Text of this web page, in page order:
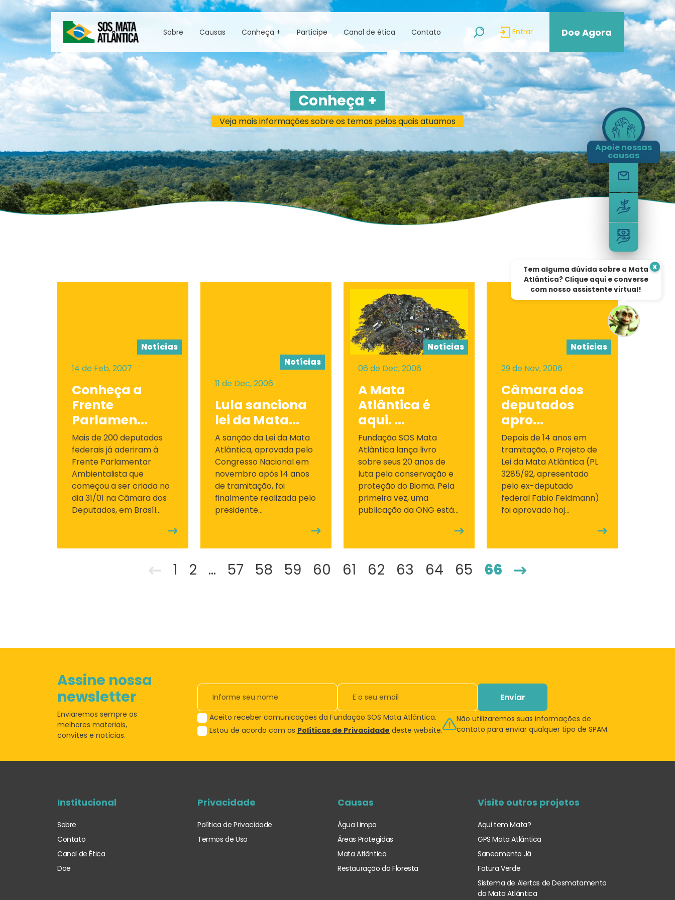
Sobre Causas Conheça + Participe Canal de ética Contato Entrar Doe Agora
Apoie nossas
causas
Tem alguma dúvida sobre a Mata
Atlântica? Clique aqui e converse
com nosso assistente virtual!
x
Conheça +
Veja mais informações sobre os temas pelos quais atuamos
Notícias
14 de Feb, 2007
Conheça a
Frente
Parlamen...
Mais de 200 deputados
federais já aderiram à
Frente Parlamentar
Ambientalista que
começou a ser criada no
dia 31/01 na Câmara dos
Deputados, em Brasíl...
Notícias
11 de Dec, 2006
Lula sanciona
lei da Mata...
A sanção da Lei da Mata
Atlântica, aprovada pelo
Congresso Nacional em
novembro após 14 anos
de tramitação, foi
finalmente realizada pelo
presidente...
Notícias
06 de Dec, 2006
A Mata
Atlântica é
aqui. ...
Fundação SOS Mata
Atlântica lança livro
sobre seus 20 anos de
luta pela conservação e
proteção do Bioma. Pela
primeira vez, uma
publicação da ONG está...
Notícias
29 de Nov, 2006
Câmara dos
deputados
apro...
Depois de 14 anos em
tramitação, o Projeto de
Lei da Mata Atlântica (PL
3285/92, apresentado
pelo ex-deputado
federal Fabio Feldmann)
foi aprovado hoj...
1 2 ... 57 58 59 60 61 62 63 64 65 66
Assine nossa
newsletter
Enviaremos sempre os
melhores materiais,
convites e notícias.
Enviar
Aceito receber comunicações da Fundação SOS Mata Atlântica.
Estou de acordo com as Políticas de Privacidade deste website.
Não utilizaremos suas informações de
contato para enviar qualquer tipo de SPAM.
Institucional
Sobre
Contato
Canal de Ética
Doe
Privacidade
Política de Privacidade
Termos de Uso
Causas
Água Limpa
Áreas Protegidas
Mata Atlântica
Restauração da Floresta
Visite outros projetos
Aqui tem Mata?
GPS Mata Atlântica
Saneamento Já
Fatura Verde
Sistema de Alertas de Desmatamento
da Mata Atlântica